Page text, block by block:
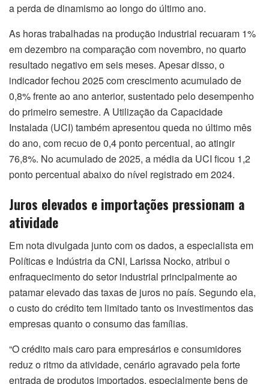
a perda de dinamismo ao longo do último ano.
As horas trabalhadas na produção industrial recuaram 1%
em dezembro na comparação com novembro, no quarto
resultado negativo em seis meses. Apesar disso, o
indicador fechou 2025 com crescimento acumulado de
0,8% frente ao ano anterior, sustentado pelo desempenho
do primeiro semestre. A Utilização da Capacidade
Instalada (UCI) também apresentou queda no último mês
do ano, com recuo de 0,4 ponto percentual, ao atingir
76,8%. No acumulado de 2025, a média da UCI ficou 1,2
ponto percentual abaixo do nível registrado em 2024.
Juros elevados e importações pressionam a
atividade
Em nota divulgada junto com os dados, a especialista em
Políticas e Indústria da CNI, Larissa Nocko, atribui o
enfraquecimento do setor industrial principalmente ao
patamar elevado das taxas de juros no país. Segundo ela,
o custo do crédito tem limitado tanto os investimentos das
empresas quanto o consumo das famílias.
“O crédito mais caro para empresários e consumidores
reduz o ritmo da atividade, cenário agravado pela forte
entrada de produtos importados, especialmente bens de